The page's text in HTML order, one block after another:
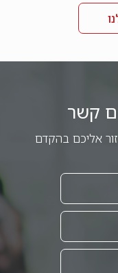
קשר
אליכם בהקדם